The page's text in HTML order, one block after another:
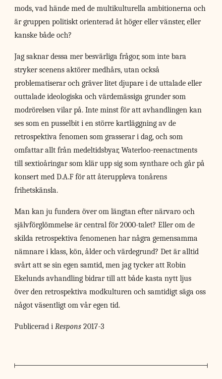
mods, vad hände med de multikulturella ambitionerna och
är gruppen politiskt orienterad åt höger eller vänster, eller
kanske både och?
Jag saknar dessa mer besvärliga frågor, som inte bara
stryker scenens aktörer medhårs, utan också
problematiserar och gräver litet djupare i de uttalade eller
outtalade ideologiska och värdemässiga grunder som
modrörelsen vilar på. Inte minst för att avhandlingen kan
ses som en pusselbit i en större kartläggning av de
retrospektiva fenomen som grasserar i dag, och som
omfattar allt från medeltidsbyar, Waterloo-reenactments
till sextioåringar som klär upp sig som synthare och går på
konsert med D.A.F för att återuppleva tonårens
frihetskänsla.
Man kan ju fundera över om längtan efter närvaro och
självförglömmelse är central för 2000-talet? Eller om de
skilda retrospektiva fenomenen har några gemensamma
nämnare i klass, kön, ålder och värdegrund? Det är alltid
svårt att se sin egen samtid, men jag tycker att Robin
Ekelunds avhandling bidrar till att både kasta nytt ljus
över den retrospektiva modkulturen och samtidigt säga oss
något väsentligt om vår egen tid.
Publicerad iRespons 2017-3